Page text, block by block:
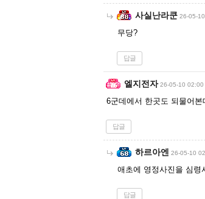
사실난라쿤 26-05-
무당?
답글
엘지전자 26-05-10 02:00
6군데에서 한곳도 되물어
답글
하르아엔 26-05-10
애초에 영정사진을 심령
답글